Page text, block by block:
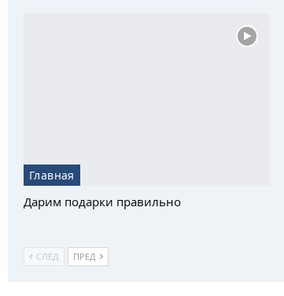
Главная
Дарим подарки правильно
СЛЕД ПРЕД